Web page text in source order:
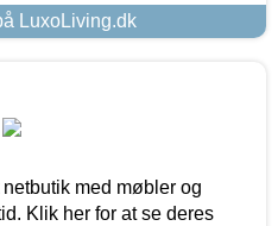
LuxoLiving.dk
med møbler og
Klik her for at se deres